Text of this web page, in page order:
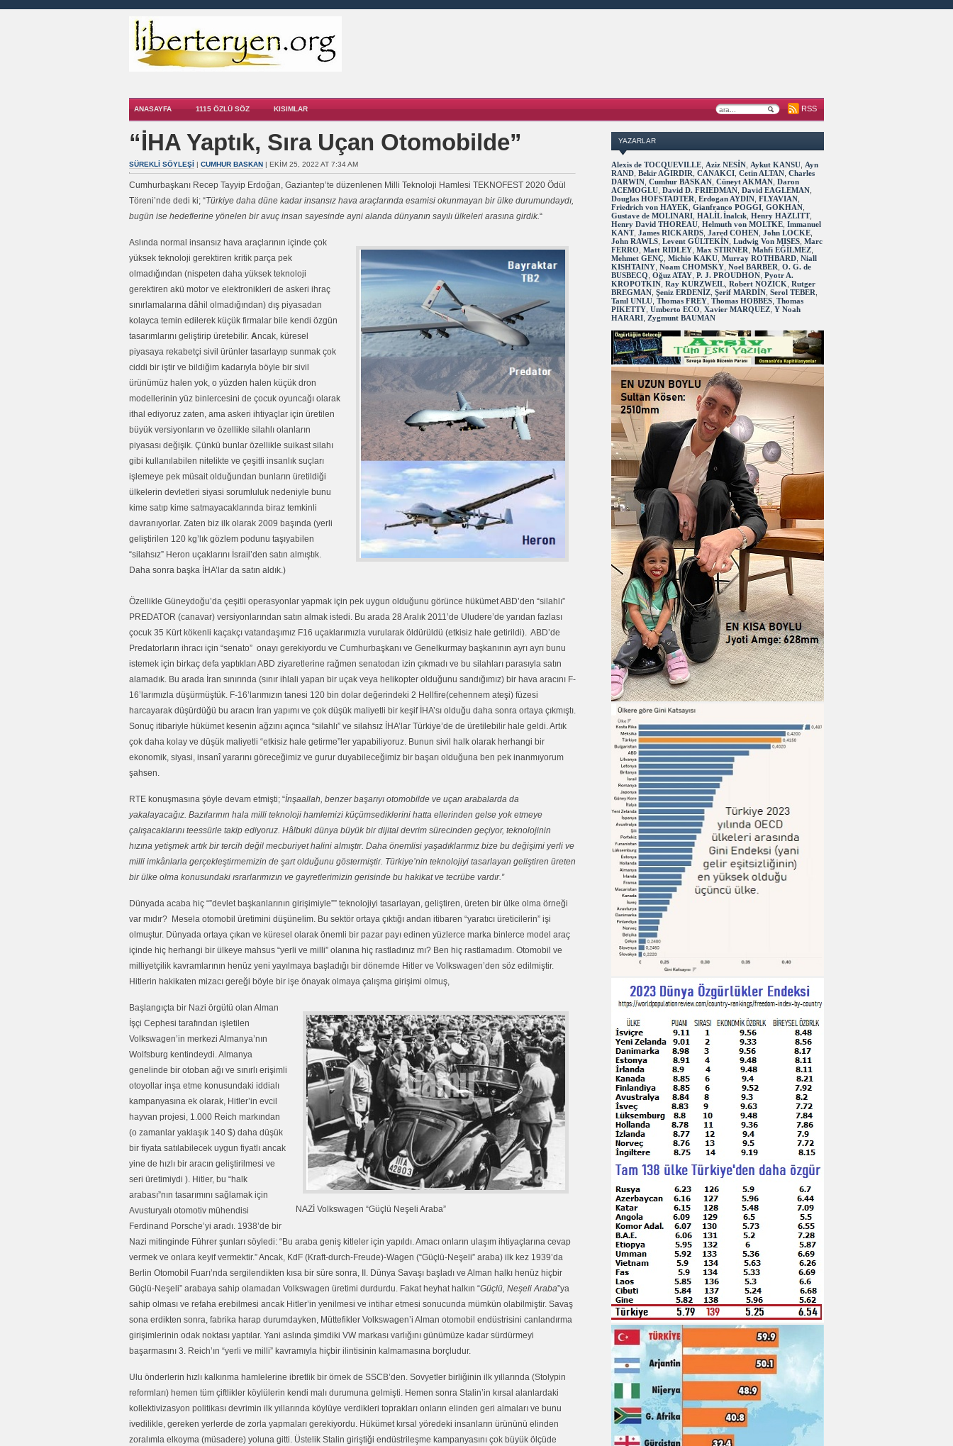
ANASAYFA 1115 ÖZLÜ SÖZ KISIMLAR RSS
“İHA Yaptık, Sıra Uçan Otomobilde”
SÜREKLI SÖYLEŞI | CUMHUR BASKAN | EKIM 25, 2022 AT 7:34 AM
Cumhurbaşkanı Recep Tayyip Erdoğan, Gaziantep’te düzenlenen Milli Teknoloji Hamlesi TEKNOFEST 2020 Ödül
Töreni’nde dedi ki; “Türkiye daha düne kadar insansız hava araçlarında esamisi okunmayan bir ülke durumundaydı,
bugün ise hedeflerine yönelen bir avuç insan sayesinde ayni alanda dünyanın sayılı ülkeleri arasına girdik.“
Aslında normal insansız hava araçlarının içinde çok
yüksek teknoloji gerektiren kritik parça pek
olmadığından (nispeten daha yüksek teknoloji
gerektiren akü motor ve elektronikleri de askeri ihraç
sınırlamalarına dâhil olmadığından) dış piyasadan
kolayca temin edilerek küçük firmalar bile kendi özgün
tasarımlarını geliştirip üretebilir. Ancak, küresel
piyasaya rekabetçi sivil ürünler tasarlayıp sunmak çok
ciddi bir iştir ve bildiğim kadarıyla böyle bir sivil
ürünümüz halen yok, o yüzden halen küçük dron
modellerinin yüz binlercesini de çocuk oyuncağı olarak
ithal ediyoruz zaten, ama askeri ihtiyaçlar için üretilen
büyük versiyonların ve özellikle silahlı olanların
piyasası değişik. Çünkü bunlar özellikle suikast silahı
gibi kullanılabilen nitelikte ve çeşitli insanlık suçları
işlemeye pek müsait olduğundan bunların üretildiği
ülkelerin devletleri siyasi sorumluluk nedeniyle bunu
kime satıp kime satmayacaklarında biraz temkinli
davranıyorlar. Zaten biz ilk olarak 2009 başında (yerli
geliştirilen 120 kg’lık gözlem podunu taşıyabilen
“silahsız” Heron uçaklarını İsrail’den satın almıştık.
Daha sonra başka İHA’lar da satın aldık.)
Özellikle Güneydoğu’da çeşitli operasyonlar yapmak için pek uygun olduğunu görünce hükümet ABD’den “silahlı”
PREDATOR (canavar) versiyonlarından satın almak istedi. Bu arada 28 Aralık 2011’de Uludere’de yarıdan fazlası
çocuk 35 Kürt kökenli kaçakçı vatandaşımız F16 uçaklarımızla vurularak öldürüldü (etkisiz hale getirildi). ABD’de
Predatorların ihracı için “senato” onayı gerekiyordu ve Cumhurbaşkanı ve Genelkurmay başkanının ayrı ayrı bunu
istemek için birkaç defa yaptıkları ABD ziyaretlerine rağmen senatodan izin çıkmadı ve bu silahları parasıyla satın
alamadık. Bu arada İran sınırında (sınır ihlali yapan bir uçak veya helikopter olduğunu sandığımız) bir hava aracını F-
16’larımızla düşürmüştük. F-16’larımızın tanesi 120 bin dolar değerindeki 2 Hellfire(cehennem ateşi) füzesi
harcayarak düşürdüğü bu aracın İran yapımı ve çok düşük maliyetli bir keşif İHA’sı olduğu daha sonra ortaya çıkmıştı.
Sonuç itibariyle hükümet kesenin ağzını açınca “silahlı” ve silahsız İHA’lar Türkiye’de de üretilebilir hale geldi. Artık
çok daha kolay ve düşük maliyetli “etkisiz hale getirme”ler yapabiliyoruz. Bunun sivil halk olarak herhangi bir
ekonomik, siyasi, insanî yararını göreceğimiz ve gurur duyabileceğimiz bir başarı olduğuna ben pek inanmıyorum
şahsen.
RTE konuşmasına şöyle devam etmişti; “İnşaallah, benzer başarıyı otomobilde ve uçan arabalarda da
yakalayacağız. Bazılarının hala milli teknoloji hamlemizi küçümsediklerini hatta ellerinden gelse yok etmeye
çalışacaklarını teessürle takip ediyoruz. Hâlbuki dünya büyük bir dijital devrim sürecinden geçiyor, teknolojinin
hızına yetişmek artık bir tercih değil mecburiyet halini almıştır. Daha önemlisi yaşadıklarımız bize bu değişimi yerli ve
milli imkânlarla gerçekleştirmemizin de şart olduğunu göstermiştir. Türkiye’nin teknolojiyi tasarlayan geliştiren üreten
bir ülke olma konusundaki ısrarlarımızın ve gayretlerimizin gerisinde bu hakikat ve tecrübe vardır.”
Dünyada acaba hiç “”devlet başkanlarının girişimiyle”” teknolojiyi tasarlayan, geliştiren, üreten bir ülke olma örneği
var mıdır? Mesela otomobil üretimini düşünelim. Bu sektör ortaya çıktığı andan itibaren “yaratıcı üreticilerin” işi
olmuştur. Dünyada ortaya çıkan ve küresel olarak önemli bir pazar payı edinen yüzlerce marka binlerce model araç
içinde hiç herhangi bir ülkeye mahsus “yerli ve milli” olanına hiç rastladınız mı? Ben hiç rastlamadım. Otomobil ve
milliyetçilik kavramlarının henüz yeni yayılmaya başladığı bir dönemde Hitler ve Volkswagen’den söz edilmiştir.
Hitlerin hakikaten mizacı gereği böyle bir işe önayak olmaya çalışma girişimi olmuş,
NAZİ Volkswagen “Güçlü Neşeli Araba”
Başlangıçta bir Nazi örgütü olan Alman
İşçi Cephesi tarafından işletilen
Volkswagen’in merkezi Almanya’nın
Wolfsburg kentindeydi. Almanya
genelinde bir otoban ağı ve sınırlı erişimli
otoyollar inşa etme konusundaki iddialı
kampanyasına ek olarak, Hitler’in evcil
hayvan projesi, 1.000 Reich markından
(o zamanlar yaklaşık 140 $) daha düşük
bir fiyata satılabilecek uygun fiyatlı ancak
yine de hızlı bir aracın geliştirilmesi ve
seri üretimiydi ). Hitler, bu “halk
arabası”nın tasarımını sağlamak için
Avusturyalı otomotiv mühendisi
Ferdinand Porsche’yi aradı. 1938’de bir
Nazi mitinginde Führer şunları söyledi: “Bu araba geniş kitleler için yapıldı. Amacı onların ulaşım ihtiyaçlarına cevap
vermek ve onlara keyif vermektir.” Ancak, KdF (Kraft-durch-Freude)-Wagen (“Güçlü-Neşeli” araba) ilk kez 1939’da
Berlin Otomobil Fuarı’nda sergilendikten kısa bir süre sonra, II. Dünya Savaşı başladı ve Alman halkı henüz hiçbir
Güçlü-Neşeli” arabaya sahip olamadan Volkswagen üretimi durdurdu. Fakat heyhat halkın “Güçlü, Neşeli Araba”ya
sahip olması ve refaha erebilmesi ancak Hitler’in yenilmesi ve intihar etmesi sonucunda mümkün olabilmiştir. Savaş
sona erdikten sonra, fabrika harap durumdayken, Müttefikler Volkswagen’i Alman otomobil endüstrisini canlandırma
girişimlerinin odak noktası yaptılar. Yani aslında şimdiki VW markası varlığını günümüze kadar sürdürmeyi
başarmasını 3. Reich’ın “yerli ve milli” kavramıyla hiçbir ilintisinin kalmamasına borçludur.
Ulu önderlerin hızlı kalkınma hamlelerine ibretlik bir örnek de SSCB’den. Sovyetler birliğinin ilk yıllarında (Stolypin
reformları) hemen tüm çiftlikler köylülerin kendi malı durumuna gelmişti. Hemen sonra Stalin’in kırsal alanlardaki
kollektivizasyon politikası devrimin ilk yıllarında köylüye verdikleri toprakları onların elinden geri almaları ve bunu
ivedilikle, gereken yerlerde de zorla yapmaları gerekiyordu. Hükümet kırsal yöredeki insanların ürününü elinden
zoralımla elkoyma (müsadere) yoluna gitti. Üstelik Stalin giriştiği endüstrileşme kampanyasını çok büyük ölçüde
YAZARLAR
Alexis de TOCQUEVILLE Aziz NESİN Aykut KANSU Ayn
RAND Bekir AĞIRDIR CANAKCI Cetin ALTAN Charles
DARWIN Cumhur BASKAN Cüneyt AKMAN Daron
ACEMOGLU David D. FRIEDMAN David EAGLEMAN
Douglas HOFSTADTER Erdogan AYDIN FLYAVIAN
Friedrich von HAYEK Gianfranco POGGI GOKHAN
Gustave de MOLINARI HALİL İnalcık Henry HAZLITT,
Henry David THOREAU Helmuth von MOLTKE Immanuel
KANT, James RICKARDS Jared COHEN John LOCKE
John RAWLS Levent GÜLTEKİN Ludwig Von MISES Marc
FERRO Matt RIDLEY Max STIRNER Mahfi EĞİLMEZ
Mehmet GENÇ Michio KAKU Murray ROTHBARD Niall
KISHTAINY Noam CHOMSKY Noel BARBER O. G. de
BUSBECQ Oğuz ATAY P. J. PROUDHON Pyotr A.
KROPOTKIN Ray KURZWEIL Robert NOZICK Rutger
BREGMAN Şeniz ERDENİZ Şerif MARDİN Serol TEBER
Tanıl UNLU Thomas FREY Thomas HOBBES Thomas
PIKETTY Umberto ECO Xavier MARQUEZ Y Noah
HARARI Zygmunt BAUMAN